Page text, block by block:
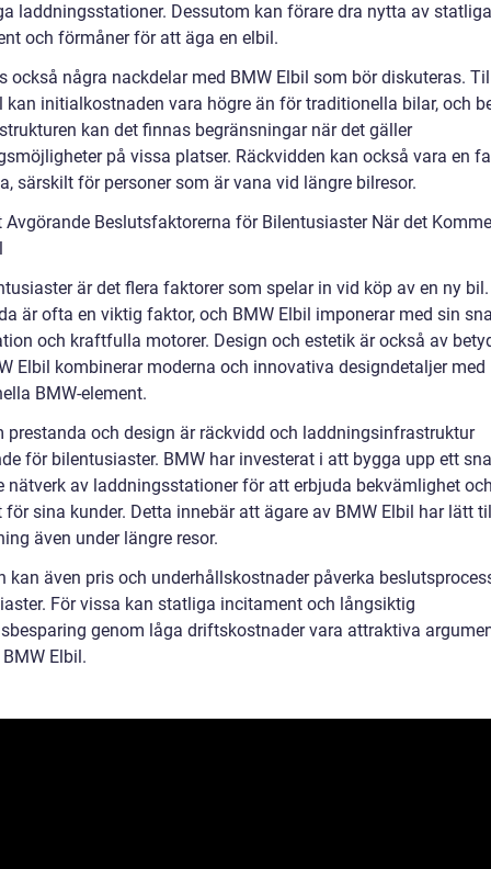
laddningsstationer. Dessutom kan förare dra nytta av statliga
och förmåner för att äga en elbil.
också några nackdelar med BMW Elbil som bör diskuteras.
kan initialkostnaden vara högre än för traditionella bilar, och
kan det finnas begränsningar när det gäller
på vissa platser. Räckvidden kan också vara en
särskilt för personer som är vana vid längre bilresor.
Avgörande Beslutsfaktorerna för Bilentusiaster När det
är det flera faktorer som spelar in vid köp av en ny bil.
är ofta en viktig faktor, och BMW Elbil imponerar med sin
och kraftfulla motorer. Design och estetik är också av
Elbil kombinerar moderna och innovativa designdetaljer med
BMW-element.
prestanda och design är räckvidd och laddningsinfrastruktur
för bilentusiaster. BMW har investerat i att bygga upp ett
nätverk av laddningsstationer för att erbjuda bekvämlighet
för sina kunder. Detta innebär att ägare av BMW Elbil har lätt
även under längre resor.
kan även pris och underhållskostnader påverka
För vissa kan statliga incitament och långsiktig
genom låga driftskostnader vara attraktiva
Elbil.